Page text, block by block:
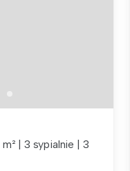
| 3 sypialnie | 3